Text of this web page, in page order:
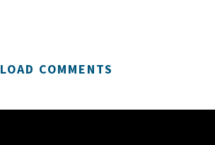
LOAD COMMENTS